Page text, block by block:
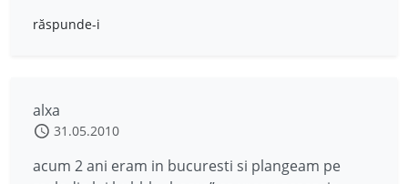
răspunde-i
alxa
31.05.2010
acum 2 ani eram in bucuresti si plangeam pe